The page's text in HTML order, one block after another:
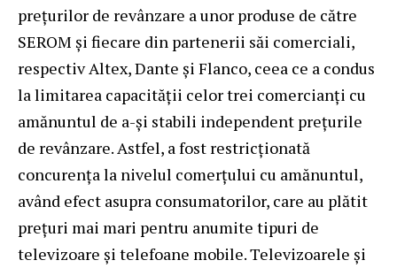
prețurilor de revânzare a unor produse de către
SEROM și fiecare din partenerii săi comerciali,
respectiv Altex, Dante și Flanco, ceea ce a condus
la limitarea capacității celor trei comercianți cu
amănuntul de a-și stabili independent prețurile
de revânzare. Astfel, a fost restricționată
concurența la nivelul comerțului cu amănuntul,
având efect asupra consumatorilor, care au plătit
prețuri mai mari pentru anumite tipuri de
televizoare și telefoane mobile. Televizoarele și